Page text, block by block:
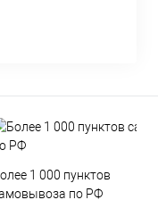
1 000 пунктов
по РФ